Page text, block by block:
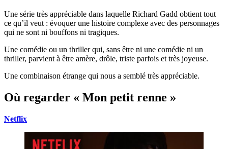
Une série très appréciable dans laquelle Richard Gadd obtient tout
ce qu’il veut : évoquer une histoire complexe avec des personnages
qui ne sont ni bouffons ni tragiques.
Une comédie ou un thriller qui, sans être ni une comédie ni un
thriller, parvient à être amère, drôle, triste parfois et très joyeuse.
Une combinaison étrange qui nous a semblé très appréciable.
Où regarder « Mon petit renne »
Netflix